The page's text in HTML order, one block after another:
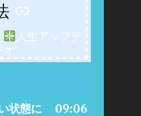
人生アップデ
オ
状態に
09:06